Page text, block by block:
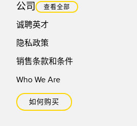
公司 查看全部
诚聘英才
隐私政策
销售条款和条件
Who We Are
如何购买